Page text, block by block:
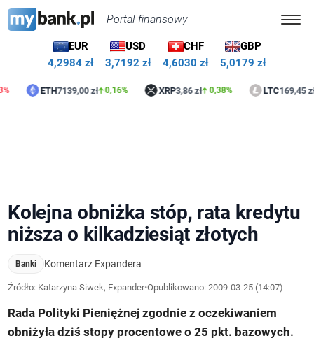
Portal finansowy
EUR
4,2984 zł
USD
3,7192 zł
CHF
4,6030 zł
GBP
5,0179 zł
ETH7139,00 zł 0,16% XRP3,86 zł 0,38% 169,45 zł
Kolejna obniżka stóp, rata kredytu
niższa o kilkadziesiąt złotych
Banki Komentarz Expandera
Źródło: Katarzyna Siwek, Expander•Opublikowano:2009-03-25 (14:07)
Rada Polityki Pieniężnej zgodnie z oczekiwaniem
obniżyła dziś stopy procentowe o 25 pkt. bazowych.